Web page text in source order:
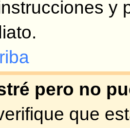
mi
y
en nuestra
pulse en el enlace